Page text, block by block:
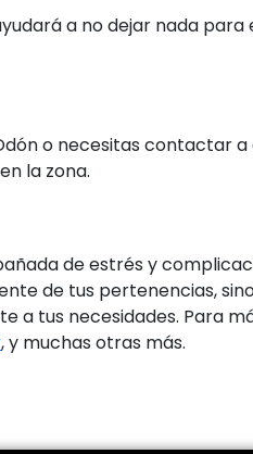
a no dejar nada
o necesitas contactar
la zona.
de estrés y
de tus pertenencias,
a tus necesidades. Para
, y muchas otras más.